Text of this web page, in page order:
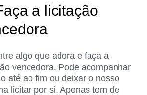
a licitação
algo que adora e faça a
vencedora. Pode acompanhar
até ao fim ou deixar o nosso
licitar por si. Apenas tem de